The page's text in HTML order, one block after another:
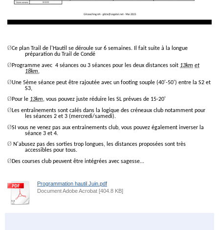
ØCe plan Trail de l'Hautil se déroule sur 6 semaines. Il
fait suite à la longue
préparation du Trail de Condé
Ø Programme avec 4 séances ou 3 séances pour les deux distances soit 13km et
18km,
ØUne 5ème séance peut être rajoutée avec un footing souple (40'-50') entre la S2 et
S3,
Ø Pour le 13km, vous pouvez juste réduire les SL prévues de 15-20'
ØLes entraînements sont calés dans la logique des créneaux club notamment pour
les séances 2 et 3 (mercredi/samedi).
ØSI vous ne venez pas aux entrainements club, vous pouvez également inverser la
séance 3 et 4.
Ø N'abusez pas des sorties trop longues, les distances proposées sont très
accessibles pour tous.
Ø Des courses club peuvent être intégrées avec sagesse...
Programmation hautil Juin.pdf
Document Adobe Acrobat [404.8 KB]